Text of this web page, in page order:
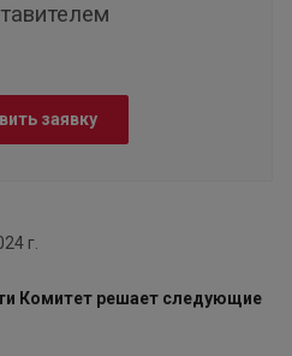
заявку
г.
Комитет решает следующие